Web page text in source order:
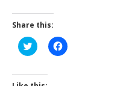
Share this:
Click
to
Twitter
(Opens
Click
to